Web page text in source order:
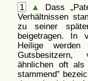
1 ▲ Dass
Verhältnissen
zu seiner
beigetragen. In
Heilige
Gutsbesitzern,
ähnlichen oft
stammend